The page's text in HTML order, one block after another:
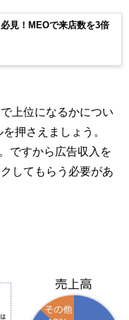
見！MEOで来店数を3倍
上位になるかについ
押さえましょう。
ですから広告収入を
してもらう必要があ